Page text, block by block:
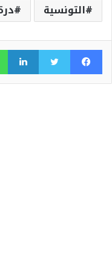
التونسية
فيسبوك تويتر